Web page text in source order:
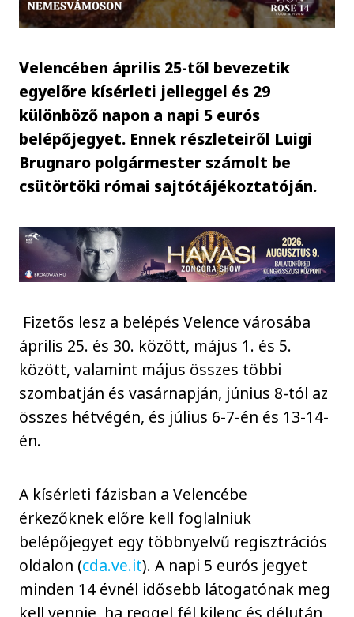
Velencében április 25-től bevezetik
egyelőre kísérleti jelleggel és 29
különböző napon a napi 5 eurós
belépőjegyet. Ennek részleteiről Luigi
Brugnaro polgármester számolt be
csütörtöki római sajtótájékoztatóján.
Fizetős lesz a belépés Velence városába
április 25. és 30. között, május 1. és 5.
között, valamint május összes többi
szombatján és vasárnapján, június 8-tól az
összes hétvégén, és július 6-7-én és 13-14-
én.
A kísérleti fázisban a Velencébe
érkezőknek előre kell foglalniuk
belépőjegyet egy többnyelvű regisztrációs
oldalon (cda.ve.it). A napi 5 eurós jegyet
minden 14 évnél idősebb látogatónak meg